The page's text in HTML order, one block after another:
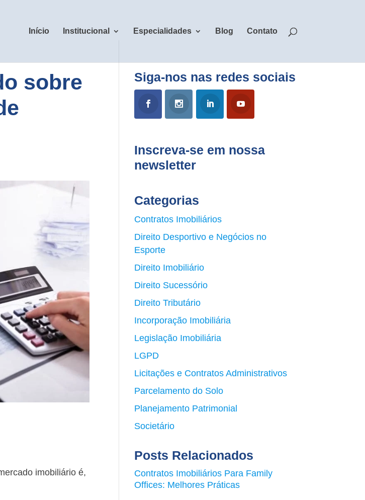
Início Institucional Especialidades Blog Contato
sobre
imobiliário é,
Siga-nos nas redes sociais
Inscreva-se em nossa
newsletter
Categorias
Contratos Imobiliários
Direito Desportivo e Negócios no
Esporte
Direito Imobiliário
Direito Sucessório
Direito Tributário
Incorporação Imobiliária
Legislação Imobiliária
LGPD
Licitações e Contratos Administrativos
Parcelamento do Solo
Planejamento Patrimonial
Societário
Posts Relacionados
Contratos Imobiliários Para Family
Offices: Melhores Práticas